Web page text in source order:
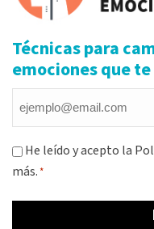
Técnicas para
emociones que
Consentimiento
*
He leído y acepto la
más.*